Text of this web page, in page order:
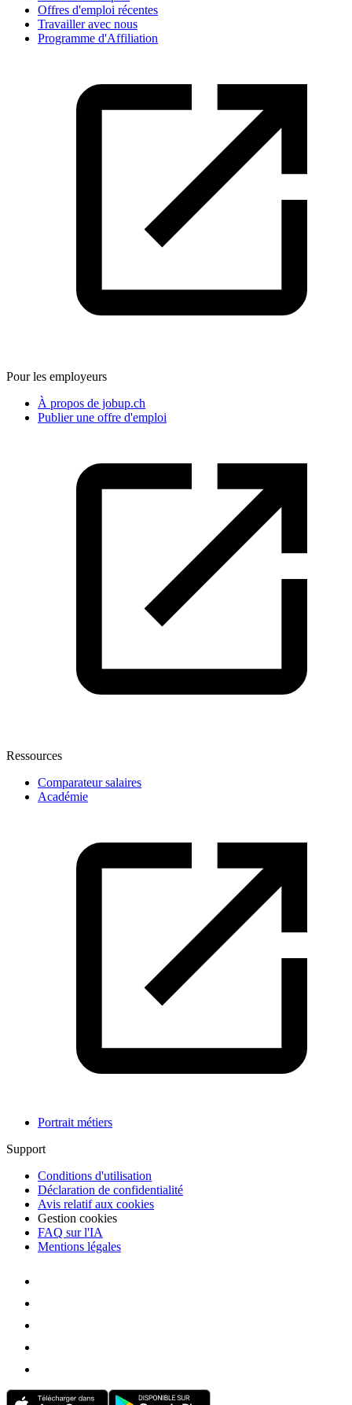
Offres d'emploi récentes
Travailler avec nous
Programme d'Affiliation
Pour les employeurs
À propos de jobup.ch
Publier une offre d'emploi
Ressources
Comparateur salaires
Académie
Portrait métiers
Support
Conditions d'utilisation
Déclaration de confidentialité
Avis relatif aux cookies
Gestion cookies
FAQ sur l'IA
Mentions légales